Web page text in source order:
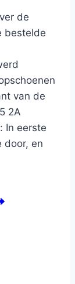
de
bestelde
van de
2A
In eerste
door, en